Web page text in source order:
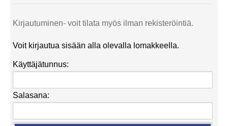
Kirjautuminen- voit tilata myös ilman rekisteröintiä.
Voit kirjautua sisään alla olevalla lomakkeella.
Käyttäjätunnus:
Salasana: